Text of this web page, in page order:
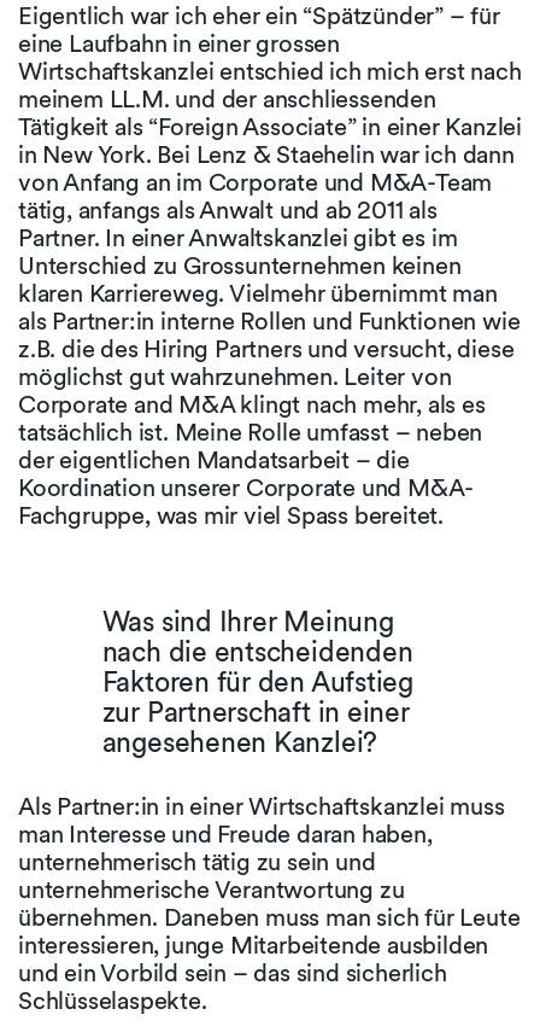
Eigentlich war ich eher ein “Spätzünder” – für
eine Laufbahn in einer grossen
Wirtschaftskanzlei entschied ich mich erst nach
meinem LL.M. und der anschliessenden
Tätigkeit als “Foreign Associate” in einer Kanzlei
in New York. Bei Lenz & Staehelin war ich dann
von Anfang an im Corporate und M&A-Team
tätig, anfangs als Anwalt und ab 2011 als
Partner. In einer Anwaltskanzlei gibt es im
Unterschied zu Grossunternehmen keinen
klaren Karriereweg. Vielmehr übernimmt man
als Partner:in interne Rollen und Funktionen wie
z.B. die des Hiring Partners und versucht, diese
möglichst gut wahrzunehmen. Leiter von
Corporate and M&A klingt nach mehr, als es
tatsächlich ist. Meine Rolle umfasst – neben
der eigentlichen Mandatsarbeit – die
Koordination unserer Corporate und M&A-
Fachgruppe, was mir viel Spass bereitet.
Was sind Ihrer Meinung
nach die entscheidenden
Faktoren für den Aufstieg
zur Partnerschaft in einer
angesehenen Kanzlei?
Als Partner:in in einer Wirtschaftskanzlei muss
man Interesse und Freude daran haben,
unternehmerisch tätig zu sein und
unternehmerische Verantwortung zu
übernehmen. Daneben muss man sich für Leute
interessieren, junge Mitarbeitende ausbilden
und ein Vorbild sein – das sind sicherlich
Schlüsselaspekte.